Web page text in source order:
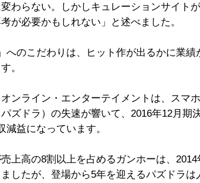
わらない。しかしキュレーションサイト
が必要かもしれない」と述べました。
のこだわりは、ヒット作が出るかに業績
。
ンライン・エンターテイメントは、スマ
ズドラ）の失速が響いて、2016年12月期
減益になっています。
上高の8割以上を占めるガンホーは、2014
したが、登場から5年を迎えるパズドラ